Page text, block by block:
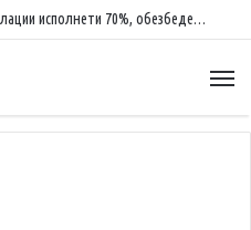
Божиновска: Домашните акумулации исполнети 70%, обезбедена стабилност на енергетскиот систем